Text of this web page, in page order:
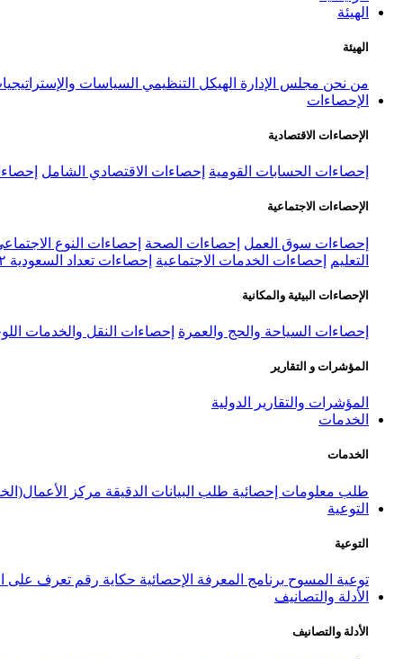
الهيئة
الهيئة
من نحن مجلس الإدارة الهيكل التنظيمي السياسات
الإحصاءات
الإحصاءات الاقتصادية
إحصاءات الحسابات القومية إحصاءات الاقتصادي الشامل
الإحصاءات الاجتماعية
إحصاءات سوق العمل إحصاءات الصحة إحصاءات النوع
التعليم
إحصاءات الخدمات الاجتماعية إحصاءات تعداد السعودية ٢٠٢٢
الإحصاءات البيئية والمكانية
إحصاءات السياحة والحج والعمرة إحصاءات النقل والخدمات
المؤشرات و التقارير
المؤشرات والتقارير الدولية
الخدمات
الخدمات
طلب معلومات إحصائية طلب البيانات الدقيقة مركز
التوعية
التوعية
توعية المسوح برنامج المعرفة الإحصائية حكاية رقم تعرف على
الأدلة والتصانيف
الأدلة والتصانيف